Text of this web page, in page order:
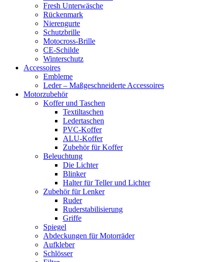
Fresh Unterwäsche
Rückenmark
Nierengurte
Schutzbrille
Motocross-Brille
CE-Schilde
Winterschutz
Accessoires
Embleme
Leder – Maßgeschneiderte Accessoires
Motorzubehör
Koffer und Taschen
Textiltaschen
Ledertaschen
PVC-Koffer
ALU-Koffer
Zubehör für Koffer
Beleuchtung
Die Lichter
Blinker
Halter für Teller und Lichter
Zubehör für Lenker
Ruder
Ruderstabilisierung
Griffe
Spiegel
Abdeckungen für Motorräder
Aufkleber
Schlösser